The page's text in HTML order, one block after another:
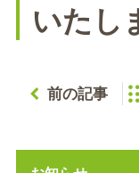
いたし
前の記事